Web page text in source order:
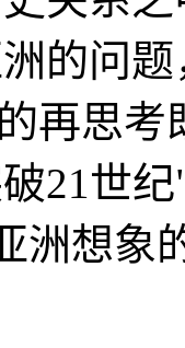
的问
再思考
21世
洲想象